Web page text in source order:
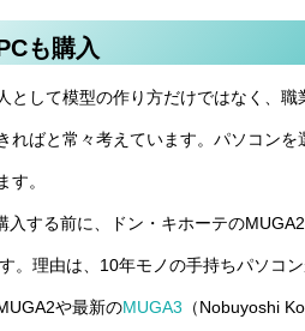
も購入
として模型の作り方だけではなく、
ればと常々考えています。パソコン
す。
入する前に、ドン・キホーテの
。理由は、10年モノの手持ちパソコ
や最新のMUGA3 （Nobuyoshi